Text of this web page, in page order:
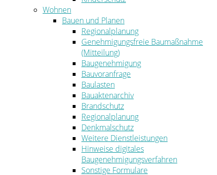
Wohnen
Bauen und Planen
Regionalplanung
Genehmigungsfreie Baumaßnahme
(Mitteilung)
Baugenehmigung
Bauvoranfrage
Baulasten
Bauaktenarchiv
Brandschutz
Regionalplanung
Denkmalschutz
Weitere Dienstleistungen
Hinweise digitales
Baugenehmigungsverfahren
Sonstige Formulare